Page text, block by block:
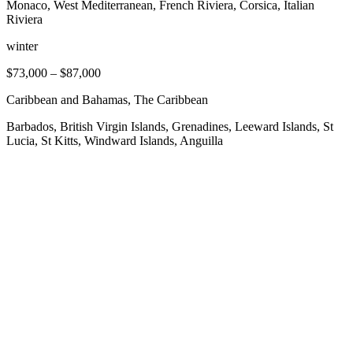
Monaco, West Mediterranean, French Riviera, Corsica, Italian
Riviera
winter
$73,000 – $87,000
Caribbean and Bahamas, The Caribbean
Barbados, British Virgin Islands, Grenadines, Leeward Islands, St
Lucia, St Kitts, Windward Islands, Anguilla